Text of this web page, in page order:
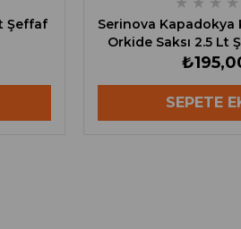
Şeffaf
Serinova Kapadokya
Orkide Saksı 2.5 Lt
Saksı)
SEPETE